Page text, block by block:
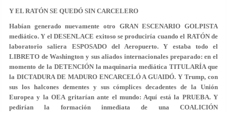
Y EL RATÓN SE QUEDÓ SIN CARCELERO
Habían generado nuevamente otro GRAN ESCENARIO GOLPISTA
mediático. Y el DESENLACE exitoso se produciría cuando el RATÓN de
laboratorio saliera ESPOSADO del Aeropuerto. Y estaba todo el
LIBRETO de Washington y sus aliados internacionales preparado: en el
momento de la DETENCIÓN la maquinaria mediática TITULARÍA que
la DICTADURA DE MADURO ENCARCELÓ A GUAIDÓ. Y Trump, con
sus los halcones dementes y sus cómplices decadentes de la Unión
Europea y la OEA gritarían ante el mundo: Aquí está la PRUEBA. Y
pedirían la formación inmediata de una COALICIÓN